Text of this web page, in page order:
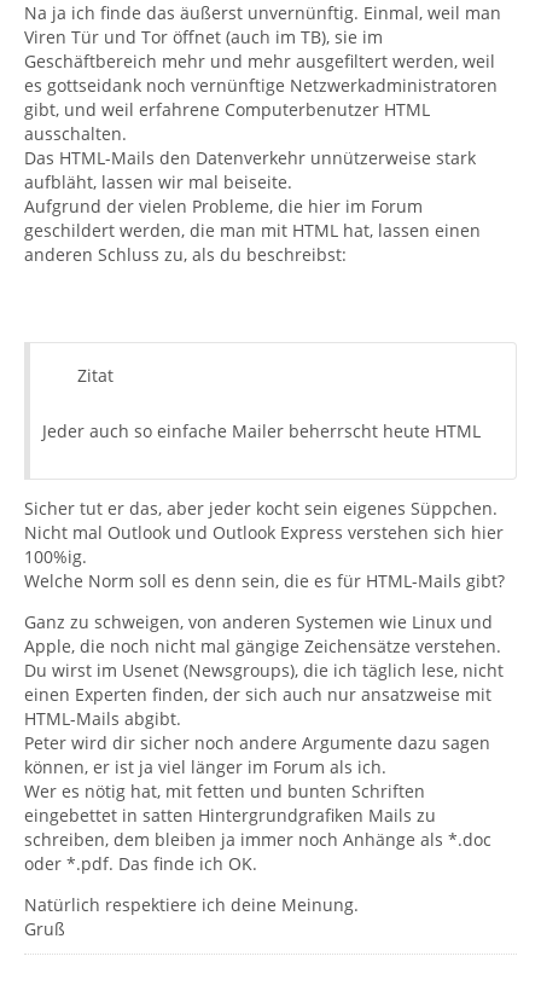
Na ja ich finde das äußerst unvernünftig. Einmal, weil man
Viren Tür und Tor öffnet (auch im TB), sie im
Geschäftbereich mehr und mehr ausgefiltert werden, weil
es gottseidank noch vernünftige Netzwerkadministratoren
gibt, und weil erfahrene Computerbenutzer HTML
ausschalten.
Das HTML-Mails den Datenverkehr unnützerweise stark
aufbläht, lassen wir mal beiseite.
Aufgrund der vielen Probleme, die hier im Forum
geschildert werden, die man mit HTML hat, lassen einen
anderen Schluss zu, als du beschreibst:
Zitat
Jeder auch so einfache Mailer beherrscht heute HTML
Sicher tut er das, aber jeder kocht sein eigenes Süppchen.
Nicht mal Outlook und Outlook Express verstehen sich hier
100%ig.
Welche Norm soll es denn sein, die es für HTML-Mails gibt?
Ganz zu schweigen, von anderen Systemen wie Linux und
Apple, die noch nicht mal gängige Zeichensätze verstehen.
Du wirst im Usenet (Newsgroups), die ich täglich lese, nicht
einen Experten finden, der sich auch nur ansatzweise mit
HTML-Mails abgibt.
Peter wird dir sicher noch andere Argumente dazu sagen
können, er ist ja viel länger im Forum als ich.
Wer es nötig hat, mit fetten und bunten Schriften
eingebettet in satten Hintergrundgrafiken Mails zu
schreiben, dem bleiben ja immer noch Anhänge als *.doc
oder *.pdf. Das finde ich OK.
Natürlich respektiere ich deine Meinung.
Gruß